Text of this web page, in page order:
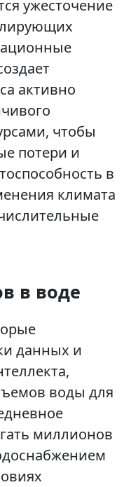
ужесточение
активно
чтобы
потери и
в
климата
в воде
данных и
воды для
миллионов